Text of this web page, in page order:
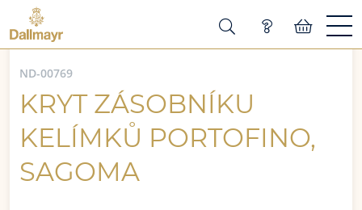
ND-00769
KRYT ZÁSOBNÍKU
KELÍMKŮ PORTOFINO,
SAGOMA